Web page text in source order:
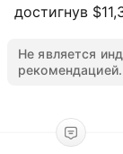
достигнув
Не является
рекомендацией.